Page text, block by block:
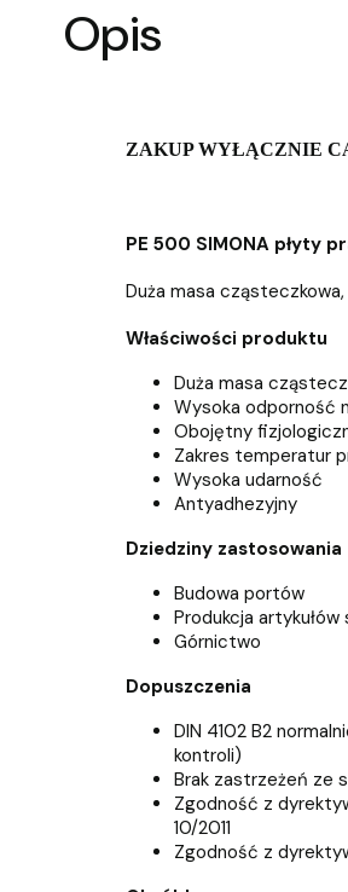
Opis
ZAKUP WYŁĄCZNIE
PE 500 SIMONA płyty
Duża masa
Właściwości produktu
Duża masa
Wysoka odporność
Obojętny
Zakres temperatur
Wysoka udarność
Antyadhezyjny
Dziedziny zastosowania
Budowa portów
Produkcja
Górnictwo
Dopuszczenia
DIN 4102 B2
kontroli)
Brak zastrzeżeń ze
Zgodność z
10/2011
Zgodność z